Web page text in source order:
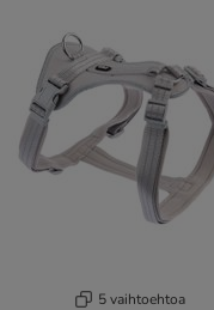
5 vaihtoehtoa